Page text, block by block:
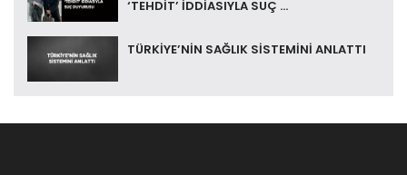
‘TEHDİT’ İDDİASIYLA SUÇ ...
TÜRKİYE’NİN SAĞLIK SİSTEMİNİ ANLATTI